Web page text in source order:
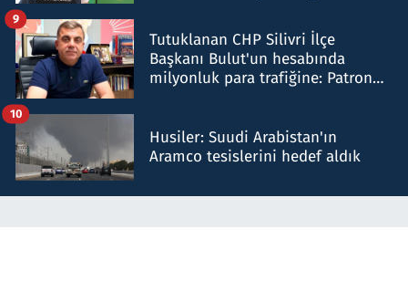
Tutuklanan CHP Silivri İlçe
Başkanı Bulut'un hesabında
milyonluk para trafiğine: Patron
9
Husiler: Suudi Arabistan'ın
Aramco tesislerini hedef aldık
10